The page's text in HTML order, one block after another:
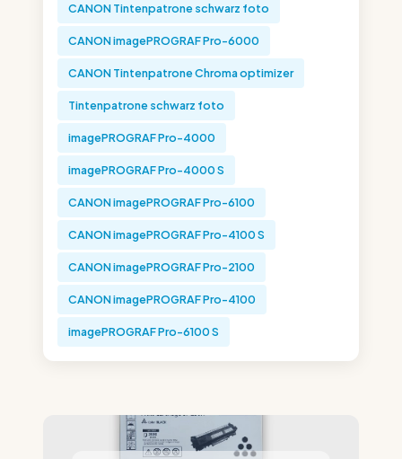
CANON Tintenpatrone schwarz foto
CANON imagePROGRAF Pro-6000
CANON Tintenpatrone Chroma optimizer
Tintenpatrone schwarz foto
imagePROGRAF Pro-4000
imagePROGRAF Pro-4000 S
CANON imagePROGRAF Pro-6100
CANON imagePROGRAF Pro-4100 S
CANON imagePROGRAF Pro-2100
CANON imagePROGRAF Pro-4100
imagePROGRAF Pro-6100 S